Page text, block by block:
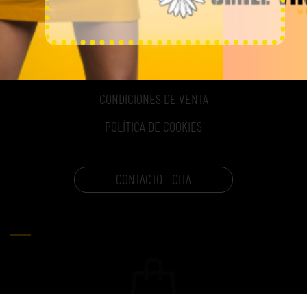
POLÍTICAS
AVISO LEGAL
CONDICIONES DE VENTA
POLÍTICA DE COOKIES
CONTACTO - CITA